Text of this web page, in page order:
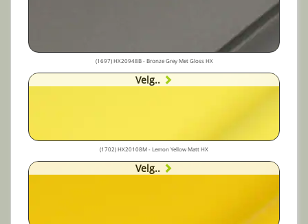
(1697) HX20948B - Bronze Grey Met Gloss HX
Velg..
(1702) HX20108M - Lemon Yellow Matt HX
Velg..